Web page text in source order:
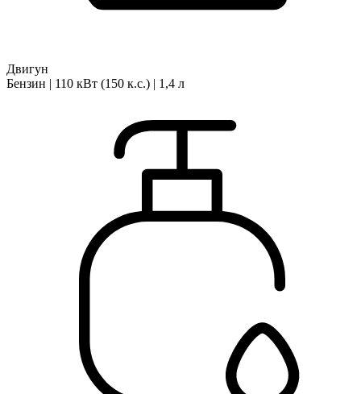
Двигун
Бензин | 110 кВт (150 к.с.) | 1,4 л